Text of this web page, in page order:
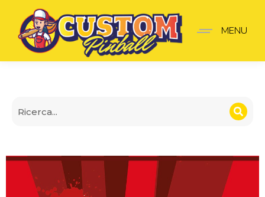
Banner Pulp fiction
MENU